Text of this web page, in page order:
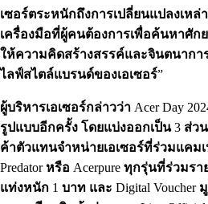
เซอร์ตระหนักถึงการเปลี่ยนแปลงเหล่
เครื่องมือที่ผู้คนต้องการเพื่อค้นหาศัก
ให้ความคิดสร้างสรรค์และจินตนากา
ไลฟ์สไตล์แบรนด์ของเอเซอร์”
ผู้บริหารเอเซอร์กล่าวว่า Acer Day
รูปแบบอีกครั้ง โดยแบ่งออกเป็น3 ส่ว
ค้าตัวแทนจำหน่ายเอเซอร์ที่ร่วมแค
Predator หรือ Acerpure ทุกรุ่นที่ร่วมรา
แท่งหนัก 1 บาท และ Digital Voucher